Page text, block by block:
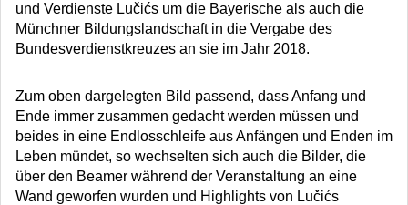
und Verdienste Lučićs um die Bayerische als auch die
Münchner Bildungslandschaft in die Vergabe des
Bundesverdienstkreuzes an sie im Jahr 2018.
Zum oben dargelegten Bild passend, dass Anfang und
Ende immer zusammen gedacht werden müssen und
beides in eine Endlosschleife aus Anfängen und Enden im
Leben mündet, so wechselten sich auch die Bilder, die
über den Beamer während der Veranstaltung an eine
Wand geworfen wurden und Highlights von Lučićs